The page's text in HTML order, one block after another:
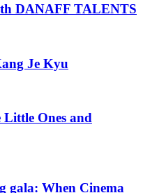
DANAFF TALENTS
Je Kyu
Ones and
gala: When Cinema